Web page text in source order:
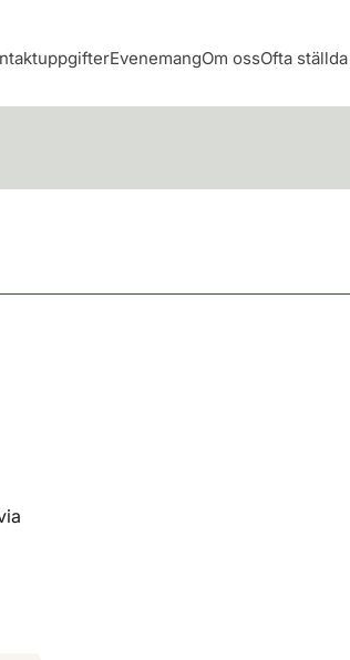
EvenemangOm ossOfta